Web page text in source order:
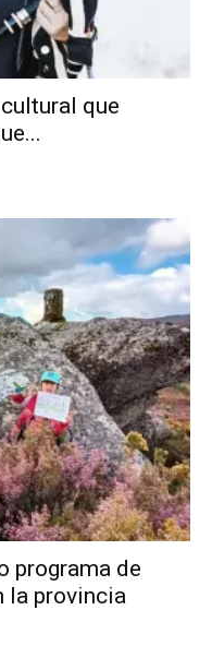
que
programa de
la provincia